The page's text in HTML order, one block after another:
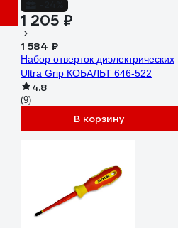
1 205 ₽
1 584 ₽
Набор отверток диэлектрических
Ultra Grip КОБАЛЬТ 646-522
4.8
(9)
В корзину